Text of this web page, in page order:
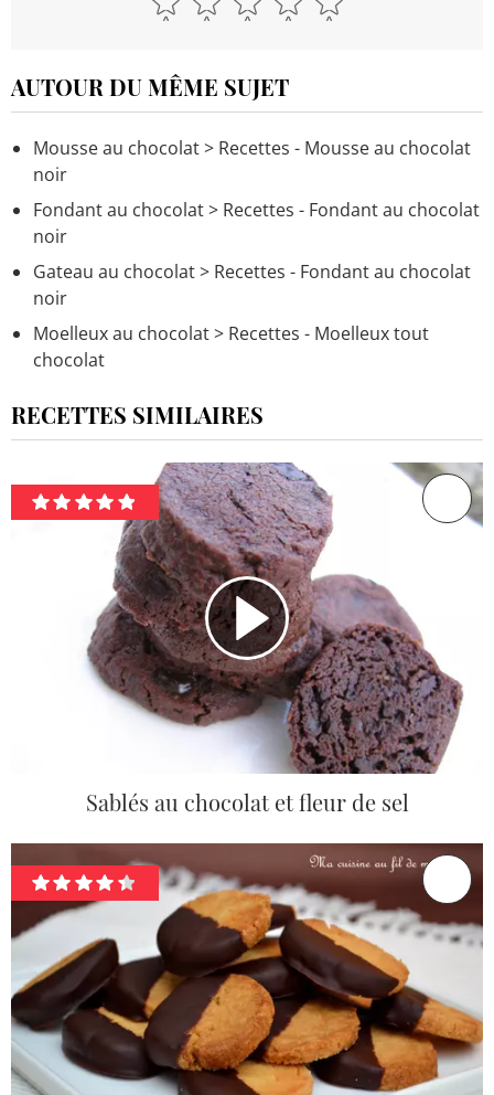
AUTOUR DU MÊME SUJET
Mousse au chocolat> Recettes - Mousse au chocolat
noir
Fondant au chocolat> Recettes - Fondant au chocolat
noir
Gateau au chocolat> Recettes - Fondant au chocolat
noir
Moelleux au chocolat> Recettes - Moelleux tout
chocolat
RECETTES SIMILAIRES
Sablés au chocolat et fleur de sel